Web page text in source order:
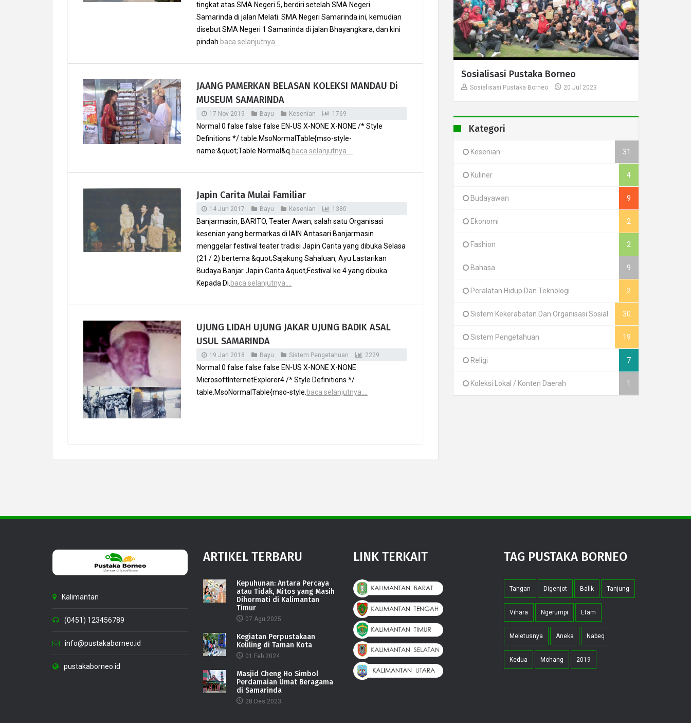
tingkat atas.SMA Negeri 5, berdiri setelah SMA Negeri
Samarinda di jalan Melati. SMA Negeri Samarinda ini, kemudian
disebut SMA Negeri 1 Samarinda di jalan Bhayangkara, dan kini
pindah.baca selanjutnya....
JAANG PAMERKAN BELASAN KOLEKSI MANDAU Di
MUSEUM SAMARINDA
17 Nov 2019 Bayu Kesenian 1769
Normal 0 false false false EN-US X-NONE X-NONE /* Style
Definitions */ table.MsoNormalTable{mso-style-
name:&quot;Table Normal&q.baca selanjutnya....
Japin Carita Mulai Familiar
14 Jun 2017 Bayu Kesenian 1380
Banjarmasin, BARITO, Teater Awan, salah satu Organisasi
kesenian yang bermarkas di IAIN Antasari Banjarmasin
menggelar festival teater tradisi Japin Carita yang dibuka Selasa
(21 / 2) bertema &quot;Sajakung Sahaluan, Ayu Lastarikan
Budaya Banjar Japin Carita.&quot;Festival ke 4 yang dibuka
Kepada Di.baca selanjutnya....
UJUNG LIDAH UJUNG JAKAR UJUNG BADIK ASAL
USUL SAMARINDA
19 Jan 2018 Bayu Sistem Pengetahuan 2229
Normal 0 false false false EN-US X-NONE X-NONE
MicrosoftInternetExplorer4 /* Style Definitions */
table.MsoNormalTable{mso-style.baca selanjutnya....
Sosialisasi Pustaka Borneo
Sosialisasi Pustaka Borneo 20 Jul 2023
Kategori
Kesenian 31
Kuliner 4
Budayawan 9
Ekonomi 2
Fashion 2
Bahasa 9
Peralatan Hidup Dan Teknologi 2
Sistem Kekerabatan Dan Organisasi Sosial 30
Sistem Pengetahuan 19
Religi 7
Koleksi Lokal / Konten Daerah 1
Kalimantan
(0451) 123456789
info@pustakaborneo.id
pustakaborneo.id
ARTIKEL TERBARU
Kepuhunan: Antara Percaya
atau Tidak, Mitos yang Masih
Dihormati di Kalimantan
Timur
07 Agu 2025
Kegiatan Perpustakaan
Keliling di Taman Kota
01 Feb 2024
Masjid Cheng Ho Simbol
Perdamaian Umat Beragama
di Samarinda
28 Des 2023
LINK TERKAIT TAG PUSTAKA BORNEO
Tangan Digenjot Balik Tanjung
Vihara Ngerumpi Etam
Meletusnya Aneka Nabeq
Kedua Mohang 2019